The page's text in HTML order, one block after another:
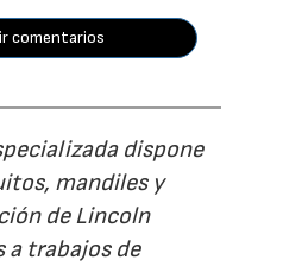
comentarios
dispone
mandiles y
de Lincoln
a trabajos de